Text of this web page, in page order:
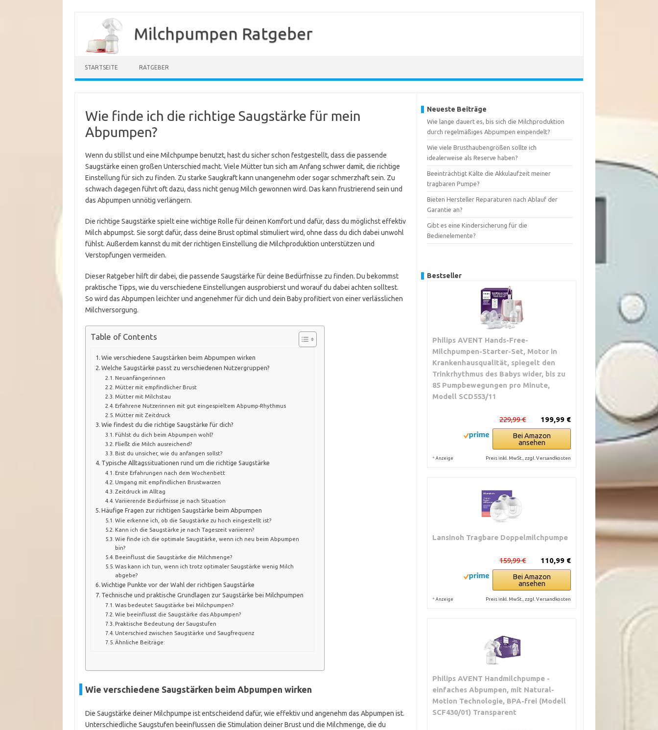
Milchpumpen Ratgeber
STARTSEITE RATGEBER
Wie finde ich die richtige Saugstärke für mein
Abpumpen?
Wenn du stillst und eine Milchpumpe benutzt, hast du sicher schon festgestellt, dass die passende
Saugstärke einen großen Unterschied macht. Viele Mütter tun sich am Anfang schwer damit, die richtige
Einstellung für sich zu finden. Zu starke Saugkraft kann unangenehm oder sogar schmerzhaft sein. Zu
schwach dagegen führt oft dazu, dass nicht genug Milch gewonnen wird. Das kann frustrierend sein und
das Abpumpen unnötig verlängern.
Die richtige Saugstärke spielt eine wichtige Rolle für deinen Komfort und dafür, dass du möglichst effektiv
Milch abpumpst. Sie sorgt dafür, dass deine Brust optimal stimuliert wird, ohne dass du dich dabei unwohl
fühlst. Außerdem kannst du mit der richtigen Einstellung die Milchproduktion unterstützen und
Verstopfungen vermeiden.
Dieser Ratgeber hilft dir dabei, die passende Saugstärke für deine Bedürfnisse zu finden. Du bekommst
praktische Tipps, wie du verschiedene Einstellungen ausprobierst und worauf du dabei achten solltest.
So wird das Abpumpen leichter und angenehmer für dich und dein Baby profitiert von einer verlässlichen
Milchversorgung.
Table of Contents
Wie verschiedene Saugstärken beim Abpumpen wirken
Welche Saugstärke passt zu verschiedenen Nutzergruppen?
Neuanfängerinnen
Mütter mit empfindlicher Brust
Mütter mit Milchstau
Erfahrene Nutzerinnen mit gut eingespieltem Abpump-Rhythmus
Mütter mit Zeitdruck
Wie findest du die richtige Saugstärke für dich?
Fühlst du dich beim Abpumpen wohl?
Fließt die Milch ausreichend?
Bist du unsicher, wie du anfangen sollst?
Typische Alltagssituationen rund um die richtige Saugstärke
Erste Erfahrungen nach dem Wochenbett
Umgang mit empfindlichen Brustwarzen
Zeitdruck im Alltag
Variierende Bedürfnisse je nach Situation
Häufige Fragen zur richtigen Saugstärke beim Abpumpen
Wie erkenne ich, ob die Saugstärke zu hoch eingestellt ist?
Kann ich die Saugstärke je nach Tageszeit variieren?
Wie finde ich die optimale Saugstärke, wenn ich neu beim Abpumpen
bin?
Beeinflusst die Saugstärke die Milchmenge?
Was kann ich tun, wenn ich trotz optimaler Saugstärke wenig Milch
abgebe?
Wichtige Punkte vor der Wahl der richtigen Saugstärke
Technische und praktische Grundlagen zur Saugstärke bei Milchpumpen
Was bedeutet Saugstärke bei Milchpumpen?
Wie beeinflusst die Saugstärke das Abpumpen?
Praktische Bedeutung der Saugstufen
Unterschied zwischen Saugstärke und Saugfrequenz
Ähnliche Beiträge:
Wie verschiedene Saugstärken beim Abpumpen wirken
Die Saugstärke deiner Milchpumpe ist entscheidend dafür, wie effektiv und angenehm das Abpumpen ist.
Unterschiedliche Saugstufen beeinflussen die Stimulation deiner Brust und die Milchmenge, die du
Neueste Beiträge
Wie lange dauert es, bis sich die Milchproduktion
durch regelmäßiges Abpumpen einpendelt?
Wie viele Brusthaubengrößen sollte ich
idealerweise als Reserve haben?
Beeinträchtigt Kälte die Akkulaufzeit meiner
tragbaren Pumpe?
Bieten Hersteller Reparaturen nach Ablauf der
Garantie an?
Gibt es eine Kindersicherung für die
Bedienelemente?
Bestseller
Philips AVENT Hands-Free-
Milchpumpen-Starter-Set, Motor in
Krankenhausqualität, spiegelt den
Trinkrhythmus des Babys wider, bis zu
85 Pumpbewegungen pro Minute,
Modell SCD553/11
199,99 €
229,99 €
Bei Amazon
ansehen
* Anzeige Preis inkl. MwSt., zzgl. Versandkosten
Lansinoh Tragbare Doppelmilchpumpe
110,99 €
159,99 €
Bei Amazon
ansehen
* Anzeige Preis inkl. MwSt., zzgl. Versandkosten
Philips AVENT Handmilchpumpe -
einfaches Abpumpen, mit Natural-
Motion Technologie, BPA-frei (Modell
SCF430/01) Transparent